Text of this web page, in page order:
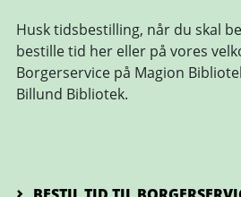
Husk tidsbestilling, når du skal
bestille tid her eller på vores
Borgerservice på Magion
Billund Bibliotek.